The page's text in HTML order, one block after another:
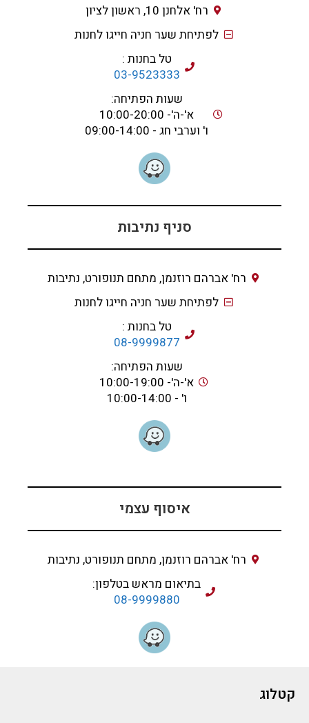
רח' אלחנן 10, ראשון לציון
לפתיחת שער חניה חייגו לחנות
טל בחנות :
03-9523333
שעות הפתיחה:
א'-ה'- 10:00-20:00
ו' וערבי חג - 09:00-14:00
סניף נתיבות
רח' אברהם רוזנמן, מתחם תנופורט, נתיבות
לפתיחת שער חניה חייגו לחנות
טל בחנות :
08-9999877
שעות הפתיחה:
א'-ה'- 10:00-19:00
ו' - 10:00-14:00
איסוף עצמי
רח' אברהם רוזנמן, מתחם תנופורט, נתיבות
בתיאום מראש בטלפון:
08-9999880
קטלוג